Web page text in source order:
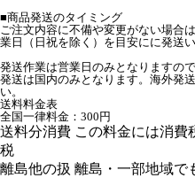
■商品発送のタイミング
ご注文内容に不備や変更がない場合
業日（日祝を除く）を目安にに発送い
発送作業は営業日のみとなりますの
発送は国内のみとなります。海外発
い。
送料料金表
全国一律料金：300円
送料分消費
税
この料金には消費
離島他の扱 離島・一部地域で